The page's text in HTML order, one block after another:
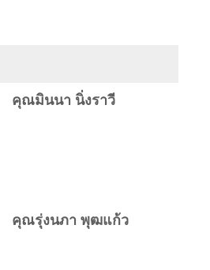
คุณมินนา นิ่งราวี
คุณรุ่งนภา พุฒแก้ว